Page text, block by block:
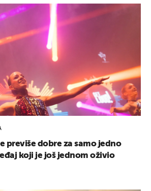
previše dobre za samo jedno
koji je još jednom oživio